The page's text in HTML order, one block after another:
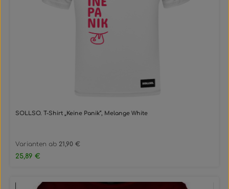
SOLLSO. T-Shirt „Keine Panik“, Melange White
Varianten ab 21,90 €
Regulärer Preis:
25,89 €